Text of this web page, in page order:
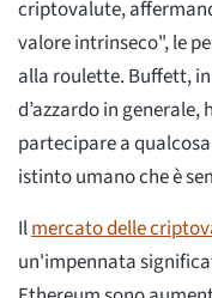
criptovalute,
valore intrinseco", le
alla roulette. Buffett,
d’azzardo in generale,
partecipare a
istinto umano che è
Ilmercato delle
un'impennata